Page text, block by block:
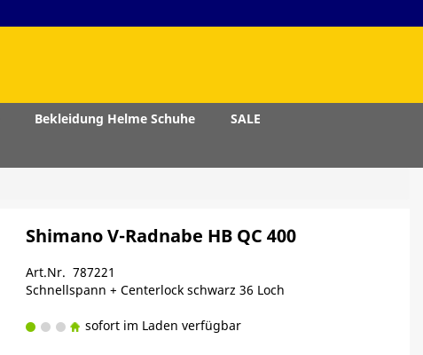
Bekleidung Helme Schuhe
SALE
Shimano V-Radnabe HB QC 400
Art.Nr. 787221
Schnellspann + Centerlock schwarz 36 Loch
sofort im Laden verfügbar